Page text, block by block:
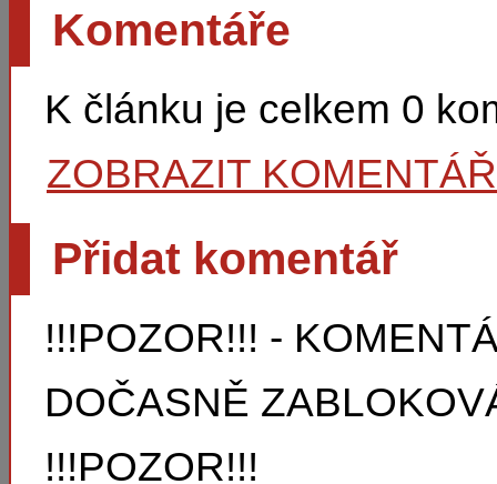
Komentáře
K článku je celkem 0
ZOBRAZIT
Přidat komentář
!!!POZOR!!! -
DOČASNĚ
!!!POZOR!!!